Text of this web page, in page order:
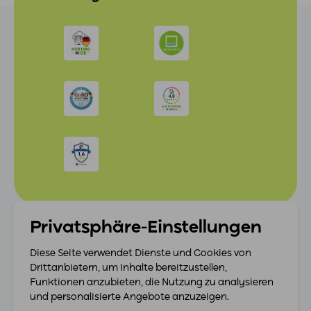
Wir sind für dich da.
Privatsphäre-Einstellungen
Diese Seite verwendet Dienste und Cookies von
Drittanbietern, um Inhalte bereitzustellen,
Funktionen anzubieten, die Nutzung zu analysieren
und personalisierte Angebote anzuzeigen.